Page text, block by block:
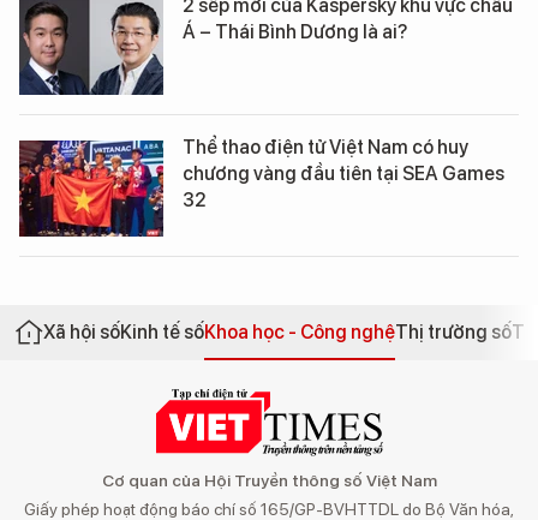
2 sếp mới của Kaspersky khu vực châu
Á – Thái Bình Dương là ai?
Thể thao điện tử Việt Nam có huy
chương vàng đầu tiên tại SEA Games
32
Xã hội sốKinh tế sốKhoa học - Công nghệThị trường số
Cơ quan của Hội Truyền thông số Việt Nam
Giấy phép hoạt động báo chí số 165/GP-BVHTTDL do Bộ Văn hóa,